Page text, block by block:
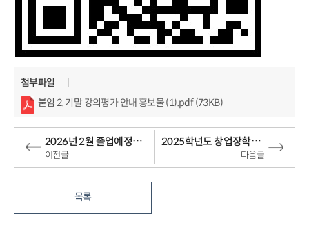
첨부파일
붙임 2. 기말 강의평가 안내 홍보물 (1).pdf (73KB)
이전글
2026년 2월 졸업예정자 학위수여식 및 학위복(학사) 대여 안내
다음글
2025학년도 창업장학금 제도 안내
목록